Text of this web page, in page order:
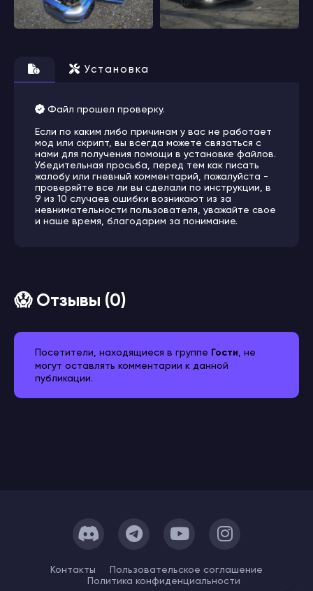
Установка
Файл прошел проверку.
Если по каким либо причинам у вас не работает
мод или скрипт, вы всегда можете связаться с
нами для получения помощи в установке файлов.
Убедительная просьба, перед тем как писать
жалобу или гневный комментарий, пожалуйста -
проверяйте все ли вы сделали по инструкции, в
9 из 10 случаев ошибки возникают из за
невнимательности пользователя, уважайте свое
и наше время, благодарим за понимание.
😱 Отзывы (0)
Посетители, находящиеся в группе Гости , не
могут оставлять комментарии к данной
публикации.
Контакты
Пользовательское cоглашение
Политика конфиденциальности